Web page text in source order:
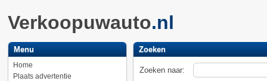
Verkoopuwauto.nl
Menu
Home
Plaats advertentie
Zoeken
Zoeken naar: